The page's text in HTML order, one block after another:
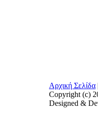
Αρχική Σελίδα
Copyright (c)
Designed &